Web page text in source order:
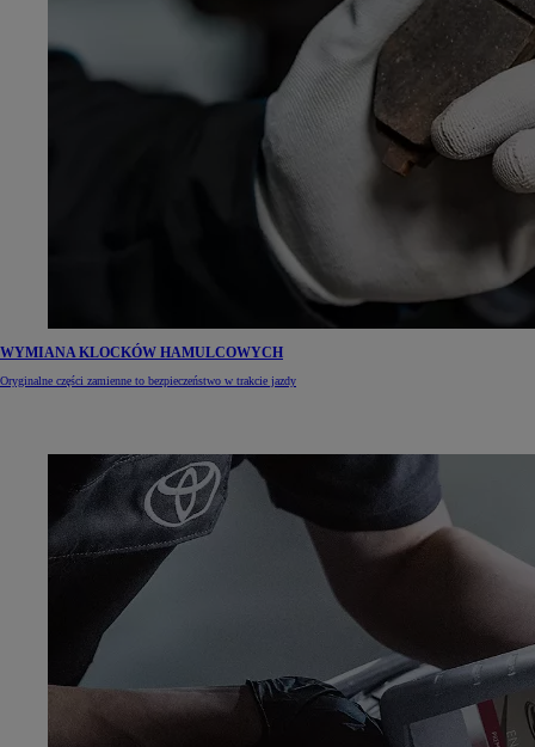
WYMIANA KLOCKÓW HAMULCOWYCH
Oryginalne części zamienne to bezpieczeństwo w trakcie jazdy